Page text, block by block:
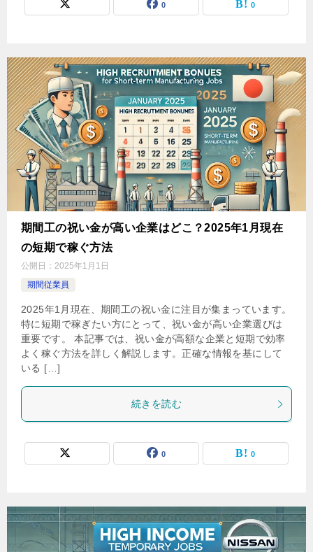
0 0
期間工の祝い金が高い企業はどこ？2025年1月現在
の短期で稼ぐ方法
公開日： 2025年1月1日
期間従業員
2025年1月現在、期間工の祝い金に注目が集まっています。
特に短期で稼ぎたい方にとって、祝い金が高い企業選びは
重要です。 本記事では、祝い金が高額な企業と短期で効率
よく稼ぐ方法を詳しく解説します。正確な情報を基にして
いる […]
続きを読む
0 0